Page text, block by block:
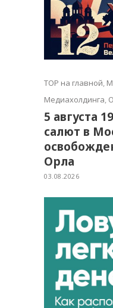
TOP на главной,
Медиахолдинга,
5 августа
салют в
Орла
03.08.2026